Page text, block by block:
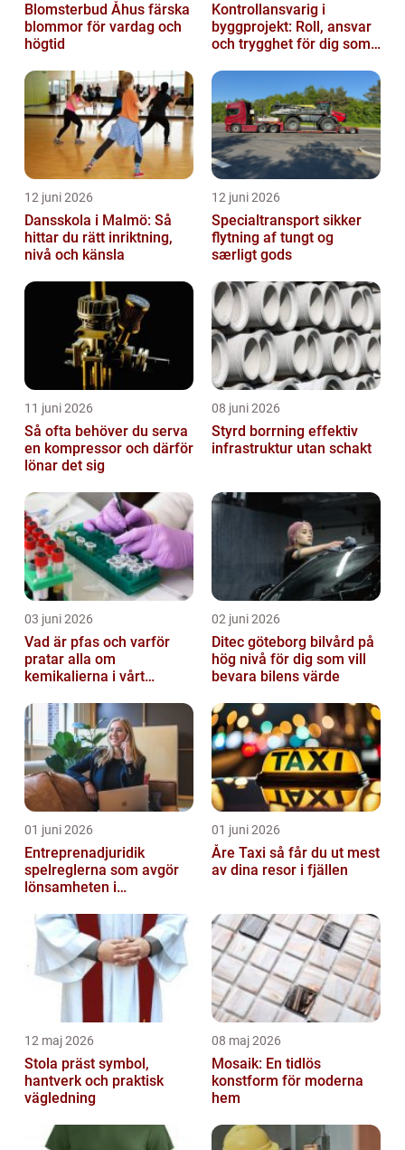
Blomsterbud Åhus färska
blommor för vardag och
högtid
Kontrollansvarig i
byggprojekt: Roll, ansvar
och trygghet för dig som
12 juni 2026
Dansskola i Malmö: Så
hittar du rätt inriktning,
nivå och känsla
12 juni 2026
Specialtransport sikker
flytning af tungt og
særligt gods
11 juni 2026
Så ofta behöver du serva
en kompressor och därför
lönar det sig
08 juni 2026
Styrd borrning effektiv
infrastruktur utan schakt
03 juni 2026
Vad är pfas och varför
pratar alla om
kemikalierna i vårt
02 juni 2026
Ditec göteborg bilvård på
hög nivå för dig som vill
bevara bilens värde
01 juni 2026
Entreprenadjuridik
spelreglerna som avgör
lönsamheten i
01 juni 2026
Åre Taxi så får du ut mest
av dina resor i fjällen
12 maj 2026
Stola präst symbol,
hantverk och praktisk
vägledning
08 maj 2026
Mosaik: En tidlös
konstform för moderna
hem